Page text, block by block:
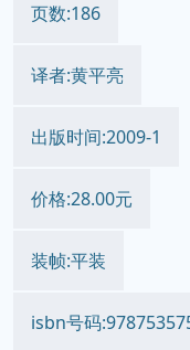
页数:186
译者:黄平亮
出版时间:2009-1
价格:28.00元
装帧:平装
isbn号码